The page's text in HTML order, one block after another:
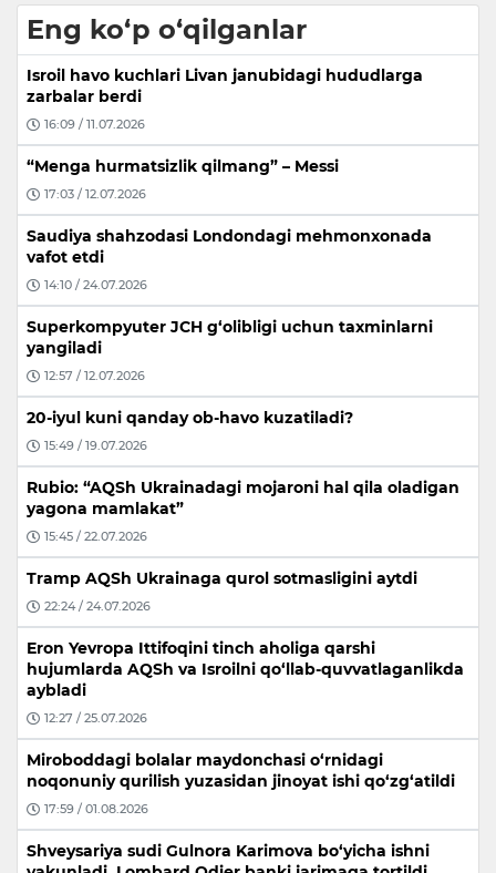
Eng ko‘p o‘qilganlar
Isroil havo kuchlari Livan janubidagi hududlarga
zarbalar berdi
16:09 / 11.07.2026
“Menga hurmatsizlik qilmang” – Messi
17:03 / 12.07.2026
Saudiya shahzodasi Londondagi mehmonxonada
vafot etdi
14:10 / 24.07.2026
Superkompyuter JCH g‘olibligi uchun taxminlarni
yangiladi
12:57 / 12.07.2026
20-iyul kuni qanday ob-havo kuzatiladi?
15:49 / 19.07.2026
Rubio: “AQSh Ukrainadagi mojaroni hal qila oladigan
yagona mamlakat”
15:45 / 22.07.2026
Tramp AQSh Ukrainaga qurol sotmasligini aytdi
22:24 / 24.07.2026
Eron Yevropa Ittifoqini tinch aholiga qarshi
hujumlarda AQSh va Isroilni qo‘llab-quvvatlaganlikda
aybladi
12:27 / 25.07.2026
Miroboddagi bolalar maydonchasi o‘rnidagi
noqonuniy qurilish yuzasidan jinoyat ishi qo‘zg‘atildi
17:59 / 01.08.2026
Shveysariya sudi Gulnora Karimova bo‘yicha ishni